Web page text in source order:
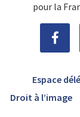
pour la
Espace
Droit à l’image